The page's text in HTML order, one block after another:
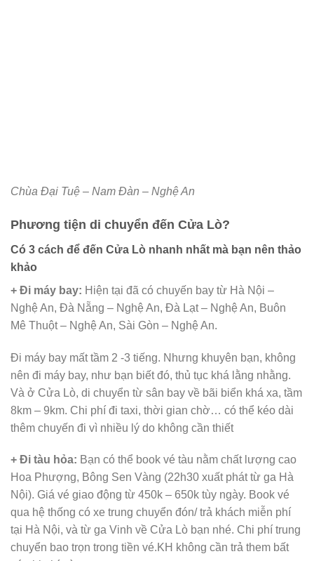
Chùa Đại Tuệ – Nam Đàn – Nghệ An
Phương tiện di chuyển đến Cửa Lò?
Có 3 cách để đến Cửa Lò nhanh nhất mà bạn nên thảo
khảo
+ Đi máy bay: Hiện tại đã có chuyến bay từ Hà Nội –
Nghệ An, Đà Nẵng – Nghệ An, Đà Lạt – Nghệ An, Buôn
Mê Thuột – Nghệ An, Sài Gòn – Nghệ An.
Đi máy bay mất tầm 2 -3 tiếng. Nhưng khuyên bạn, không
nên đi máy bay, như bạn biết đó, thủ tục khá lằng nhằng.
Và ở Cửa Lò, di chuyển từ sân bay về bãi biển khá xa, tầm
8km – 9km. Chi phí đi taxi, thời gian chờ… có thể kéo dài
thêm chuyến đi vì nhiều lý do không cần thiết
+ Đi tàu hỏa: Bạn có thể book vé tàu nằm chất lượng cao
Hoa Phượng, Bông Sen Vàng (22h30 xuất phát từ ga Hà
Nội). Giá vé giao động từ 450k – 650k tùy ngày. Book vé
qua hệ thống có xe trung chuyển đón/ trả khách miễn phí
tại Hà Nội, và từ ga Vinh về Cửa Lò bạn nhé. Chi phí trung
chuyển bao trọn trong tiền vé.KH không cần trả them bất